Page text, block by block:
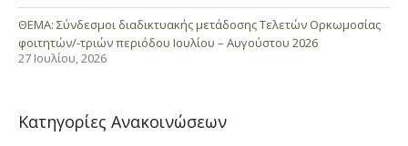
ΘΕΜΑ: Σύνδεσμοι διαδικτυακής μετάδοσης Τελετών Ορκωμοσίας
φοιτητών/-τριών περιόδου Ιουλίου – Αυγούστου 2026
27 Ιουλίου, 2026
Κατηγορίες Ανακοινώσεων